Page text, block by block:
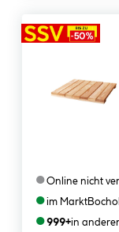
●Online nicht
●im Markt
●999+in